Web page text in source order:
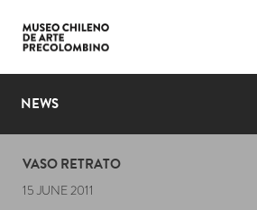
LANGUAGE
PLAN YOUR VISIT
EXHIBITIONS
NEWS
VASO RETRATO
15 JUNE 2011